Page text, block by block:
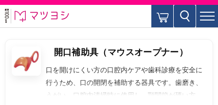
開口補助具（マウスオープナー）
口を開けにくい方の口腔内ケアや歯科診療を安全に
行うため、口の開閉を補助する器具です。歯磨き、
うがい、口腔内清掃時に使用し、顎関節が硬い方な